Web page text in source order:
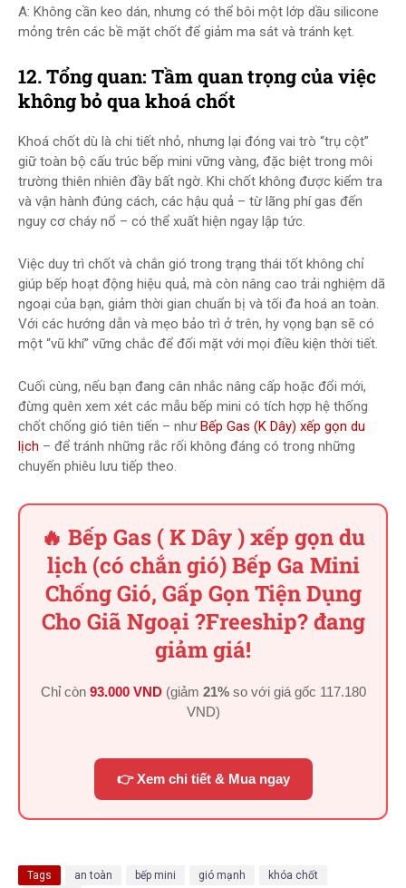
A: Không cần keo dán, nhưng có thể bôi một lớp dầu silicone
mỏng trên các bề mặt chốt để giảm ma sát và tránh kẹt.
12. Tổng quan: Tầm quan trọng của việc
không bỏ qua khoá chốt
Khoá chốt dù là chi tiết nhỏ, nhưng lại đóng vai trò “trụ cột”
giữ toàn bộ cấu trúc bếp mini vững vàng, đặc biệt trong môi
trường thiên nhiên đầy bất ngờ. Khi chốt không được kiểm tra
và vận hành đúng cách, các hậu quả – từ lãng phí gas đến
nguy cơ cháy nổ – có thể xuất hiện ngay lập tức.
Việc duy trì chốt và chắn gió trong trạng thái tốt không chỉ
giúp bếp hoạt động hiệu quả, mà còn nâng cao trải nghiệm dã
ngoại của bạn, giảm thời gian chuẩn bị và tối đa hoá an toàn.
Với các hướng dẫn và mẹo bảo trì ở trên, hy vọng bạn sẽ có
một “vũ khí” vững chắc để đối mặt với mọi điều kiện thời tiết.
Cuối cùng, nếu bạn đang cân nhắc nâng cấp hoặc đổi mới,
đừng quên xem xét các mẫu bếp mini có tích hợp hệ thống
chốt chống gió tiên tiến – nhưBếp Gas (K Dây) xếp gọn du
lịch – để tránh những rắc rối không đáng có trong những
chuyến phiêu lưu tiếp theo.
🔥 Bếp Gas ( K Dây ) xếp gọn du
lịch (có chắn gió) Bếp Ga Mini
Chống Gió, Gấp Gọn Tiện Dụng
Cho Giã Ngoại ?Freeship? đang
giảm giá!
Chỉ còn 93.000 VND(giảm 21%so với giá gốc 117.180
VND)
👉 Xem chi tiết & Mua ngay
Tags an toàn bếp mini gió mạnh
khóa chốt